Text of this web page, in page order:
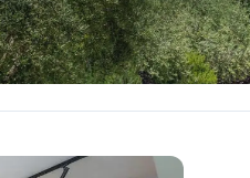
pääsee helposti
vain 27 km päässä villalta,